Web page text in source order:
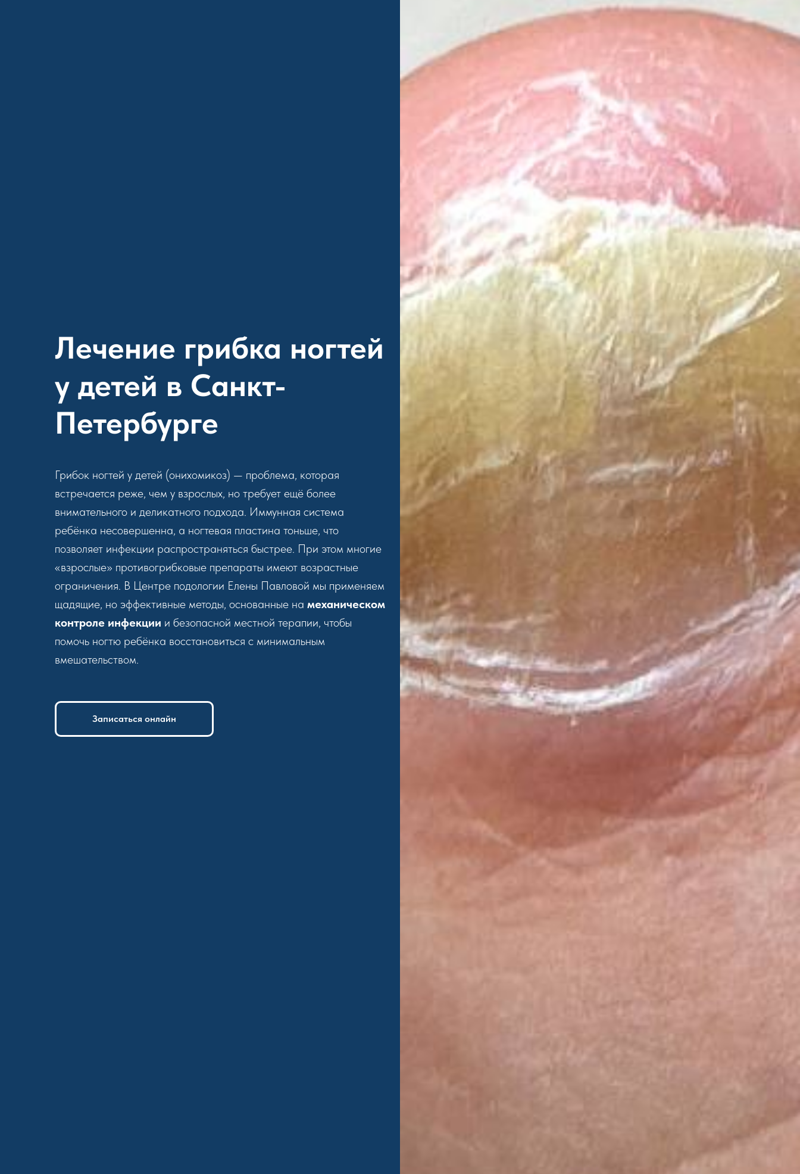
Лечение грибка ногтей
у детей в Санкт-
Петербурге
Грибок ногтей у детей (онихомикоз) — проблема, которая
встречается реже, чем у взрослых, но требует ещё более
внимательного и деликатного подхода. Иммунная система
ребёнка несовершенна, а ногтевая пластина тоньше, что
позволяет инфекции распространяться быстрее. При этом многие
«взрослые» противогрибковые препараты имеют возрастные
ограничения. В Центре подологии Елены Павловой мы применяем
щадящие, но эффективные методы, основанные на механическом
контроле инфекции и безопасной местной терапии, чтобы
помочь ногтю ребёнка восстановиться с минимальным
вмешательством.
Записаться онлайн